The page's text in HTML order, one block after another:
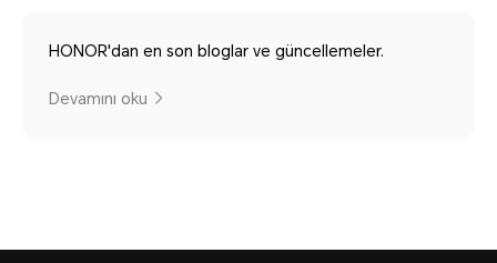
HONOR'dan en son bloglar ve güncellemeler.
Devamını oku